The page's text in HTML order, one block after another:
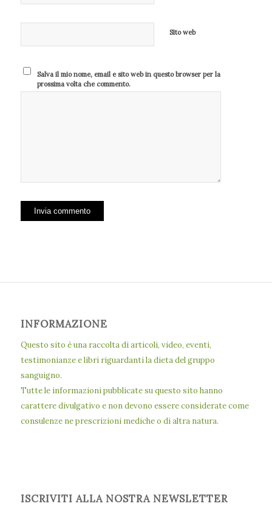
Sito web
Salva il mio nome, email e sito web in questo browser per la
prossima volta che commento.
INFORMAZIONE
Questo sito è una raccolta di articoli, video, eventi,
testimonianze e libri riguardanti la dieta del gruppo
sanguigno.
Tutte le informazioni pubblicate su questo sito hanno
carattere divulgativo e non devono essere considerate come
consulenze ne prescrizioni mediche o di altra natura.
ISCRIVITI ALLA NOSTRA NEWSLETTER